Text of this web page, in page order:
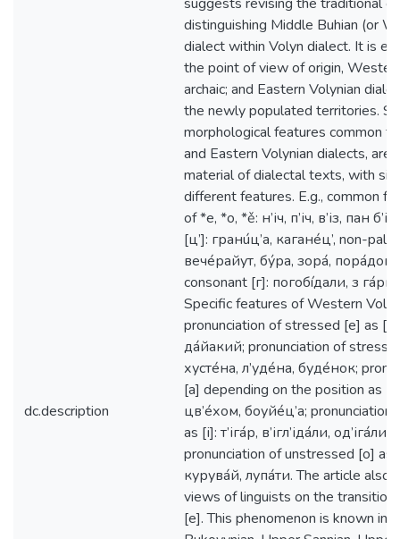
dc.description
distinguishing Middle Buhian (or
dialect within Volyn dialect. It is
the point of view of origin,
archaic; and Eastern Volynian
the newly populated territories.
morphological features common
and Eastern Volynian dialects, are
material of dialectal texts, with
different features. E.g., common
of *е, *о, *ě: н’іч, п’іч, в’із, пан
[ц’]: гранúц’а, каганéц’, non-
вечéрайут, бýра, зорá,
consonant [г]: погобíдали, з
Specific features of Western
pronunciation of stressed [е] as
дáйакий; pronunciation of
хустéна, л’удéна, будéнок;
[а] depending on the position as
цв’éхом, боуйéц’а;
as [і]: т’ігáр, в’ігл’ідáли,
pronunciation of unstressed [о] as
курувáй, лупáти. The article also
views of linguists on the
[е]. This phenomenon is known in